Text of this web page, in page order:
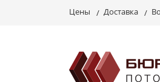
Цены Доставка